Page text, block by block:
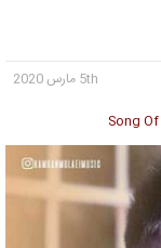
5th مارس 2020
Song Of